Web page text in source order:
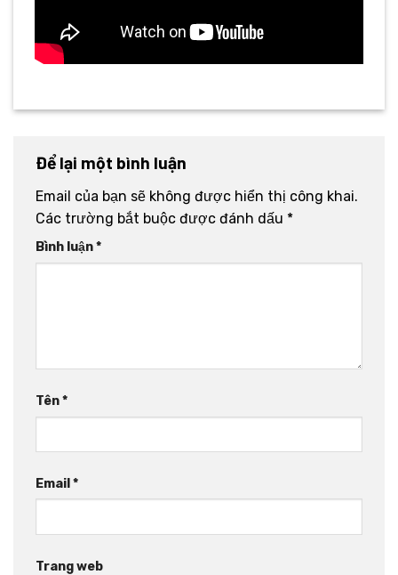
Để lại một bình luận
Email của bạn sẽ không được hiển thị công khai.
Các trường bắt buộc được đánh dấu *
Bình luận*
Tên*
Email *
Trang web